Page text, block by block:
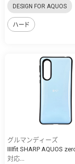
DESIGN FOR AQUOS
ハード
グルマンディーズ
IIIIfit SHARP AQUOS
対応...